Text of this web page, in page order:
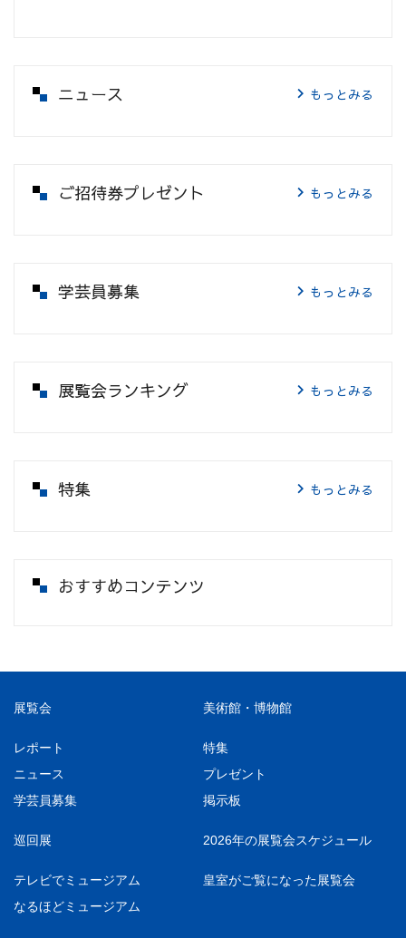
ニュース もっとみる
ご招待券プレゼント もっとみる
学芸員募集 もっとみる
展覧会ランキング もっとみる
特集 もっとみる
おすすめコンテンツ
展覧会 美術館・博物館
レポート
特集
ニュース
プレゼント
学芸員募集
掲示板
巡回展 2026年の展覧会スケジュール
テレビでミュージアム
皇室がご覧になった展覧会
なるほどミュージアム